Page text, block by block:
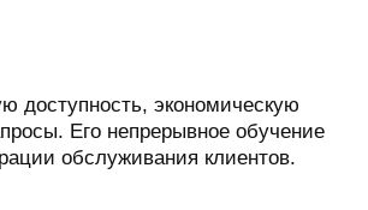
доступность, экономическую
Его непрерывное обучение
обслуживания клиентов.